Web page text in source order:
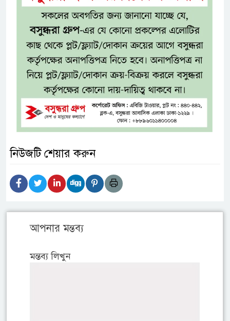
নিউজটি শেয়ার করুন
আপনার মন্তব্য
মন্তব্য লিখুন